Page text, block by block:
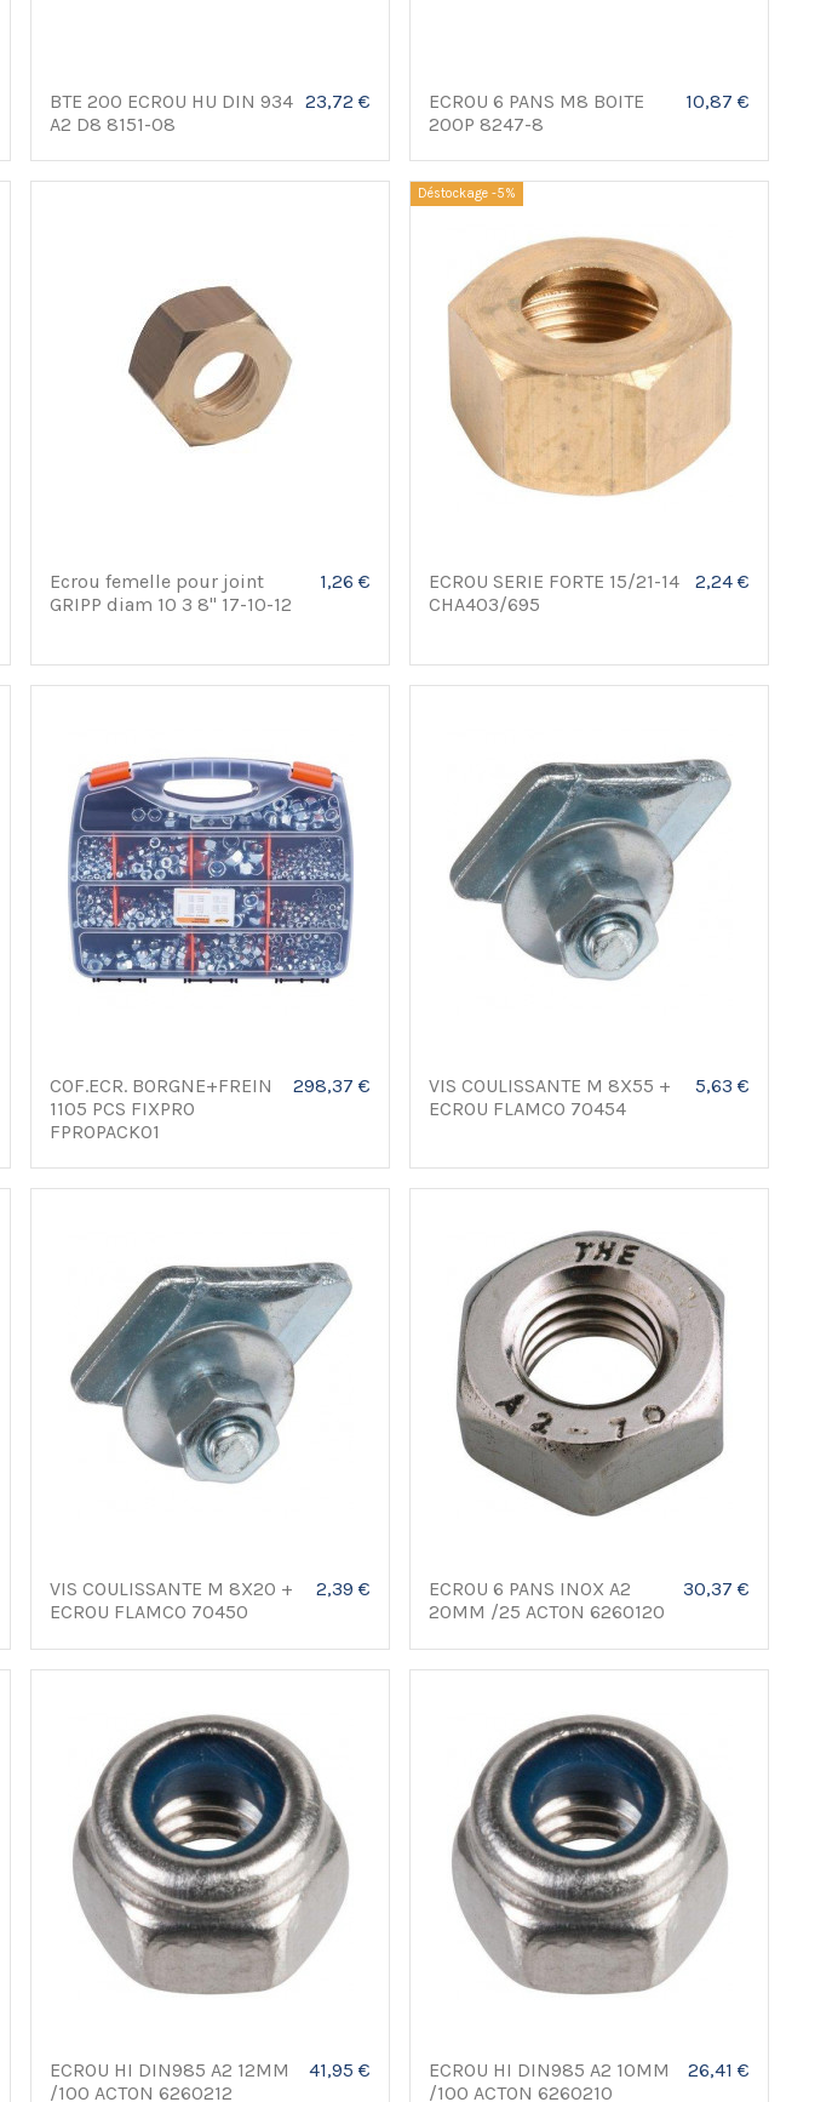
BTE 200 ECROU HU DIN 934
A2 D8 8151-08
23,72 €
ECROU 6 PANS M8 BOITE
200P 8247-8
10,87 €
Ecrou femelle pour joint
GRIPP diam 10 3 8" 17-10-12
1,26 €
Déstockage -5%
ECROU SERIE FORTE 15/21-14
CHA403/695
2,24 €
COF.ECR. BORGNE+FREIN
1105 PCS FIXPRO
FPROPACK01
298,37 €
VIS COULISSANTE M 8X55 +
ECROU FLAMCO 70454
5,63 €
VIS COULISSANTE M 8X20 +
ECROU FLAMCO 70450
2,39 €
ECROU 6 PANS INOX A2
20MM /25 ACTON 6260120
30,37 €
ECROU HI DIN985 A2 12MM
/100 ACTON 6260212
41,95 €
ECROU HI DIN985 A2 10MM
/100 ACTON 6260210
26,41 €